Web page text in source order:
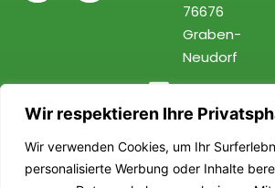
Wir respektieren Ihre
Wir verwenden Cookies, um Ihr
personalisierte Werbung oder Inhalte
76676
Graben-
Neudorf
graben.de